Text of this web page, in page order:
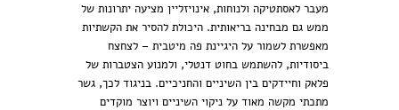
מעבר לאסתטיקה ולנוחות, אינויזליין מציעה יתרונות של
ממש גם מבחינה בריאותית. היכולת להסיר את הקשתיות
מאפשרת לשמור על היגיינת פה מיטבית – לצחצח
ביסודיות, להשתמש בחוט דנטלי, ולמנוע הצטברות של
פלאק וחיידקים בין השיניים והחניכיים. בניגוד לכך, גשר
מתכתי מקשה מאוד על ניקוי השיניים ויוצר מוקדים